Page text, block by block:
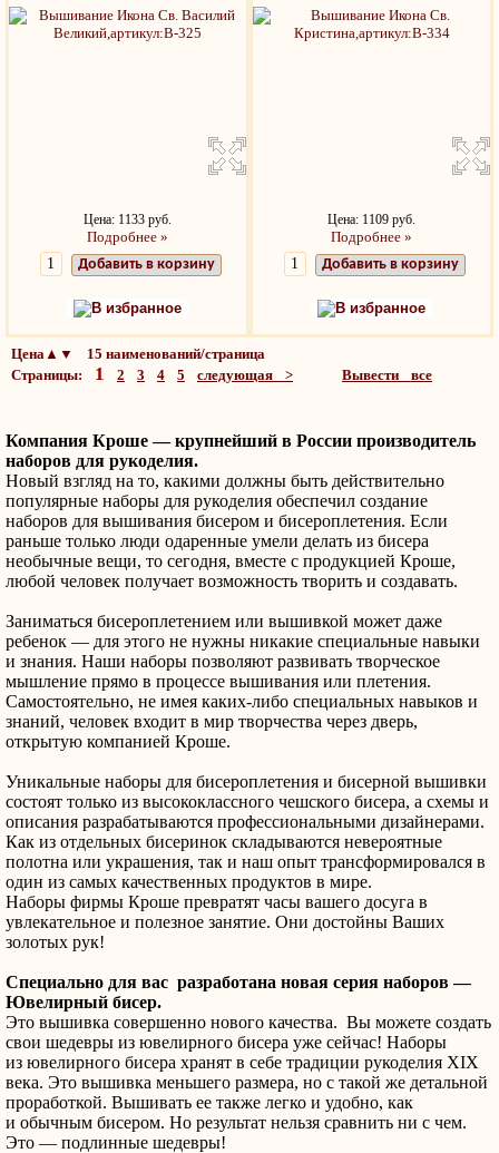
Цена: 1133 руб.
Подробнее »
Добавить в корзину
В избранное
Цена: 1109 руб.
Подробнее »
Добавить в корзину
В избранное
Цена▲▼ 15 наименований/страница
Страницы: 1 2 3 4 5 следующая > Вывести все
Компания Кроше — крупнейший в России производитель
наборов для рукоделия.
Новый взгляд на то, какими должны быть действительно
популярные наборы для рукоделия обеспечил создание
наборов для вышивания бисером и бисероплетения. Если
раньше только люди одаренные умели делать из бисера
необычные вещи, то сегодня, вместе с продукцией Кроше,
любой человек получает возможность творить и создавать.
Заниматься бисероплетением или вышивкой может даже
ребенок — для этого не нужны никакие специальные навыки
и знания. Наши наборы позволяют развивать творческое
мышление прямо в процессе вышивания или плетения.
Самостоятельно, не имея каких-либо специальных навыков и
знаний, человек входит в мир творчества через дверь,
открытую компанией Кроше.
Уникальные наборы для бисероплетения и бисерной вышивки
состоят только из высококлассного чешского бисера, а схемы и
описания разрабатываются профессиональными дизайнерами.
Как из отдельных бисеринок складываются невероятные
полотна или украшения, так и наш опыт трансформировался в
один из самых качественных продуктов в мире.
Наборы фирмы Кроше превратят часы вашего досуга в
увлекательное и полезное занятие. Они достойны Ваших
золотых рук!
Специально для вас разработана новая серия наборов —
Ювелирный бисер.
Это вышивка совершенно нового качества. Вы можете создать
свои шедевры из ювелирного бисера уже сейчас! Наборы
из ювелирного бисера хранят в себе традиции рукоделия XIX
века. Это вышивка меньшего размера, но с такой же детальной
проработкой. Вышивать ее также легко и удобно, как
и обычным бисером. Но результат нельзя сравнить ни с чем.
Это — подлинные шедевры!